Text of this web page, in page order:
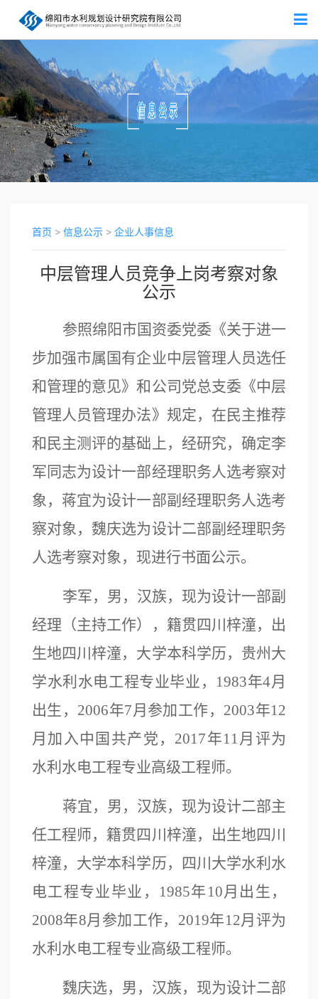
首页 > 信息公示 > 企业人事信息
中层管理人员竞争上岗考察对象
公示
参照绵阳市国资委党委《关于进一
步加强市属国有企业中层管理人员选任
和管理的意见》和公司党总支委 《中层
管理人员管理办法》 规定，在民主推荐
和民主测评的基础上，经研究，确定李
军同志为设计一部经理职务人选考察对
象， 蒋宜为设计一部副经理职务人选考
察对象，魏庆选为设计二部副经理职务
人选考察对象， 现进行书面公示。
李军，男，汉族，现为设计一部副
经理（主持工作），籍贯四川梓潼，出
生地四川梓潼，大学本科学历， 贵州大
学水利水电工程专业毕业， 1983年4月
出生，2006年7月参加工作，2003年12
月加入中国共产党，2017年11月评为
水利水电工程专业高级工程师。
蒋宜，男，汉族，现为设计二部主
任工程师，籍贯四川梓潼，出生地四川
梓潼，大学本科学历，四川大学水利水
电工程专业毕业， 1985年10月出生，
2008年8月参加工作，2019年12月 评为
水利水电工程专业高级工程师。
魏庆选，男，汉族，现为设计二部